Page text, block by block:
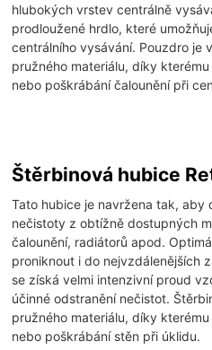
hlubokých vrstev centrálně
prodloužené hrdlo, které
centrálního vysávání. Pouzdro je
pružného materiálu, díky
nebo poškrábání čalounění při
Štěrbinová hubice
Tato hubice je navržena tak, aby
nečistoty z obtížně dostupných
čalounění, radiátorů apod.
proniknout i do nejvzdálenějších
se získá velmi intenzivní proud
účinné odstranění nečistot.
pružného materiálu, díky
nebo poškrábání stěn při úklidu.